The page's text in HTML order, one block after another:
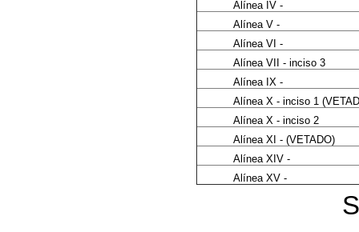
Alínea IV -
Alínea V -
Alínea VI -
Alínea VII - inciso 3
Alínea IX -
Alínea X - inciso 1
Alínea X - inciso 2
Alínea XI - (VETADO)
Alínea XIV -
Alínea XV -